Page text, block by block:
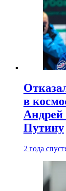
в
Андрей
Путину
2 года